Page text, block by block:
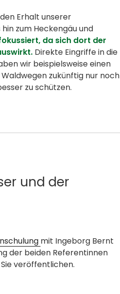
Erhalt unserer
zum Heckengäu und
da sich dort der
Direkte Eingriffe in die
wir beispielsweise einen
zukünftig nur noch
zu schützen.
und der
mit Ingeborg Bernt
der beiden Referentinnen
veröffentlichen.